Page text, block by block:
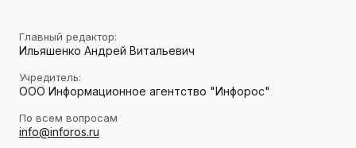
Главный редактор:
Ильяшенко Андрей Витальевич
Учредитель:
ООО Информационное агентство "Инфорос"
По всем вопросам
info@inforos.ru